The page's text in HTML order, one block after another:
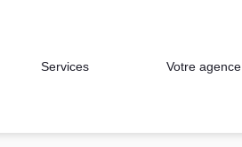
Services Votre agence